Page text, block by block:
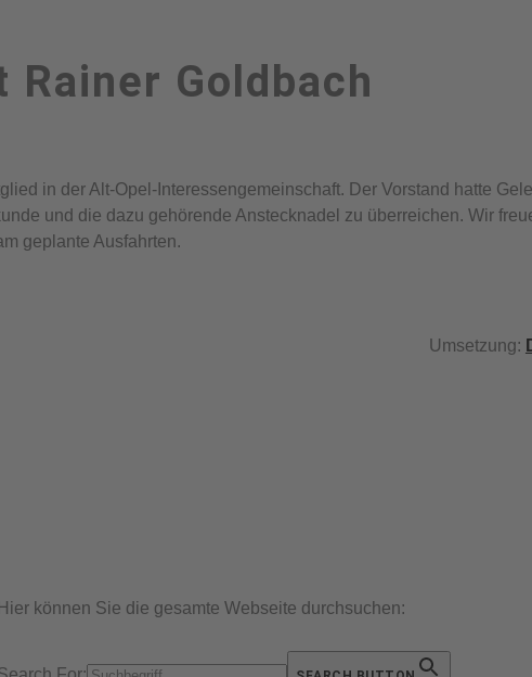
Goldbach
in der Alt-Opel-Interessengemeinschaft. Der Vorstand hatte
und die dazu gehörende Anstecknadel zu überreichen. Wir
geplante Ausfahrten.
Umsetzung:
Hier können Sie die gesamte Webseite durchsuchen: